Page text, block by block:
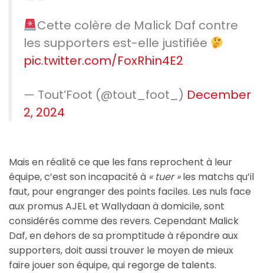
Cette colère de Malick Daf contre
les supporters est-elle justifiée
pic.twitter.com/FoxRhin4E2
— Tout’Foot (@tout_foot_) December
2, 2024
Mais en réalité ce que les fans reprochent à leur
équipe, c’est son incapacité à « tuer »les matchs qu’il
faut, pour engranger des points faciles. Les nuls face
aux promus AJEL et Wallydaan à domicile, sont
considérés comme des revers. Cependant Malick
Daf, en dehors de sa promptitude à répondre aux
supporters, doit aussi trouver le moyen de mieux
faire jouer son équipe, qui regorge de talents.